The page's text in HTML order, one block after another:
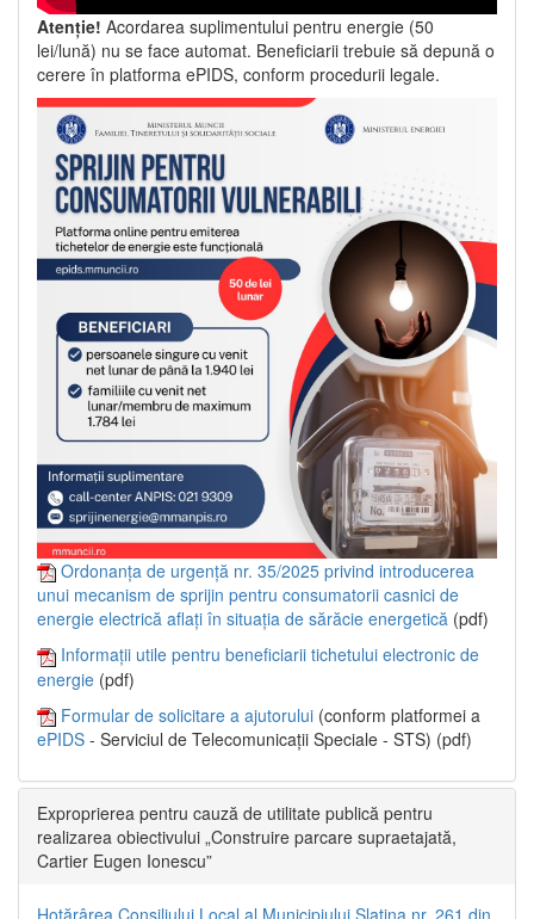
Atenție! Acordarea suplimentului pentru energie (50
lei/lună) nu se face automat. Beneficiarii trebuie să depună o
cerere în platforma ePIDS, conform procedurii legale.
Ordonanța de urgență nr. 35/2025 privind introducerea
unui mecanism de sprijin pentru consumatorii casnici de
energie electrică aflați în situația de sărăcie energetică (pdf)
Informații utile pentru beneficiarii tichetului electronic de
energie (pdf)
Formular de solicitare a ajutorului (conform platformei a
ePIDS - Serviciul de Telecomunicații Speciale - STS) (pdf)
Exproprierea pentru cauză de utilitate publică pentru
realizarea obiectivului „Construire parcare supraetajată,
Cartier Eugen Ionescu”
Hotărârea Consiliului Local al Municipiului Slatina nr. 261 din